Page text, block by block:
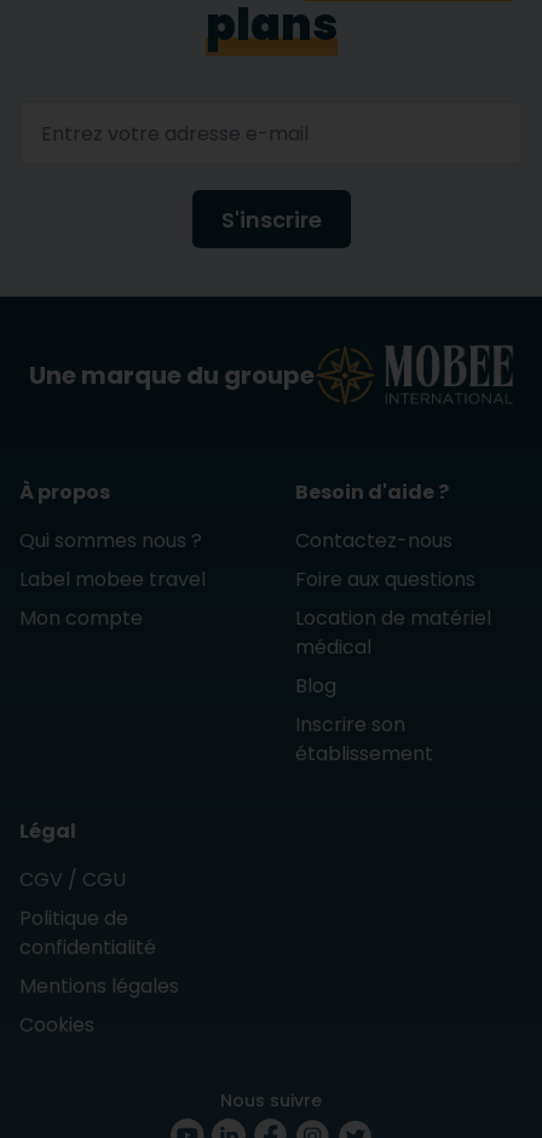
plans
S'inscrire
Une marque du groupe
À propos
Qui sommes nous ?
Label mobee travel
Mon compte
Besoin d'aide ?
Contactez-nous
Foire aux questions
Location de matériel
médical
Blog
Inscrire son
établissement
Légal
CGV / CGU
Politique de
confidentialité
Mentions légales
Cookies
Nous suivre